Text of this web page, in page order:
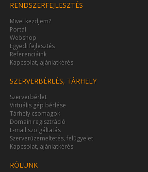
RENDSZERFEJLESZTÉS
Mivel kezdjem?
Portál
Webshop
Egyedi fejlesztés
Referenciáink
Kapcsolat, ajánlatkérés
SZERVERBÉRLÉS, TÁRHELY
Szerverbérlet
Virtuális gép bérlése
Tárhely csomagok
Domain regisztráció
E-mail szolgáltatás
Szerverüzemeltetés, felügyelet
Kapcsolat, ajánlatkérés
RÓLUNK